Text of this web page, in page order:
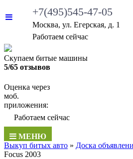
+7(495)545-47-05
Москва, ул. Егерская, д. 1
Работаем сейчас
Скупаем битые машины
5/65 отзывов
Оценка через
моб.
приложения:
Работаем сейчас
МЕНЮ
Выкуп битых авто » Доска
Focus 2003